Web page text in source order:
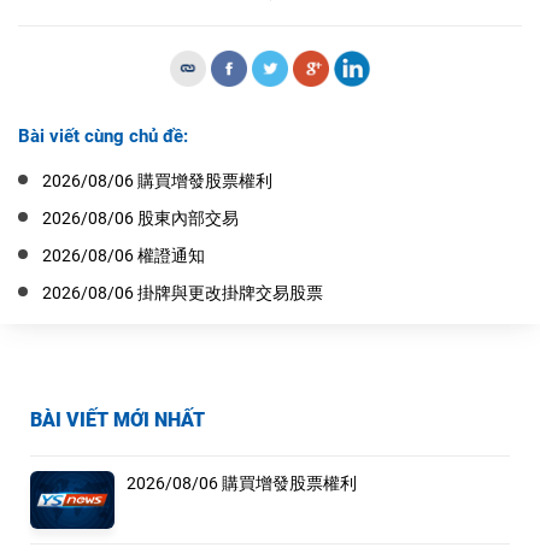
BÀI VIẾT MỚI NHẤT
2026/08/06 購買增發股票權利
Bài viết cùng chủ đề:
2026/08/06 購買增發股票權利
2026/08/06 股東內部交易
2026/08/06 權證通知
2026/08/06 掛牌與更改掛牌交易股票